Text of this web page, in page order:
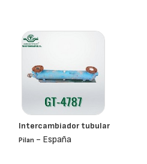
Intercambiador tubular
Pilan - España